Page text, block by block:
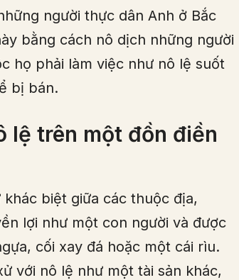
người thực dân Anh ở Bắc
bằng cách nô dịch những người
họ phải làm việc như nô lệ suốt
bị bán.
lệ trên một đồn điền
biệt giữa các thuộc địa,
lợi như một con người và được
cối xay đá hoặc một cái rìu.
với nô lệ như một tài sản khác,